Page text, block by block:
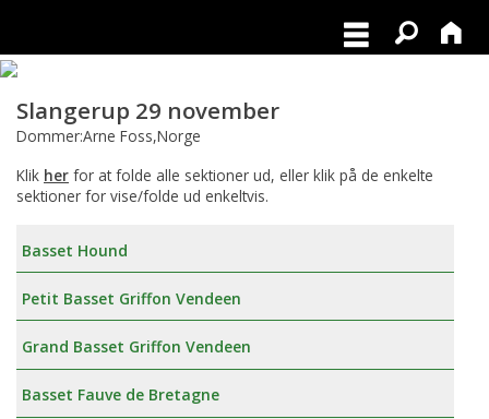
Slangerup 29 november
Dommer:Arne Foss,Norge
Klik her for at folde alle sektioner ud, eller klik på de enkelte
sektioner for vise/folde ud enkeltvis.
Basset Hound
Petit Basset Griffon Vendeen
Grand Basset Griffon Vendeen
Basset Fauve de Bretagne